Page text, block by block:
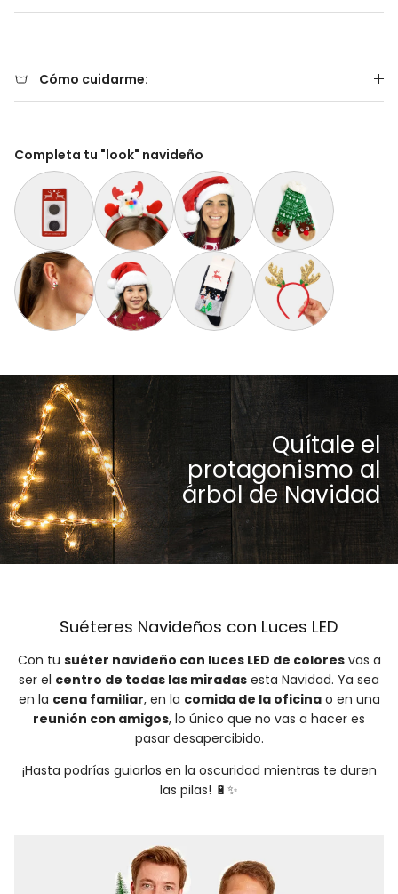
Cómo cuidarme:
Completa tu "look" navideño
Paquete Extra de 2 Baterías para Suéter Navideño con Luces
Diadema Navideña con Luces LED Reno
Gorro Navideño Santa Claus
Calcetas Navideñas
Quítale el
protagonismo al
árbol de Navidad
Suéteres Navideños con Luces LED
Con tu suéter navideño con luces LED de coloresvas a
ser el centro de todas las miradas esta Navidad. Ya sea
en la cena familiar, en la comida de la oficinao en una
reunión con amigos, lo único que no vas a hacer es
pasar desapercibido.
¡Hasta podrías guiarlos en la oscuridad mientras te duren
las pilas! 🔋✨